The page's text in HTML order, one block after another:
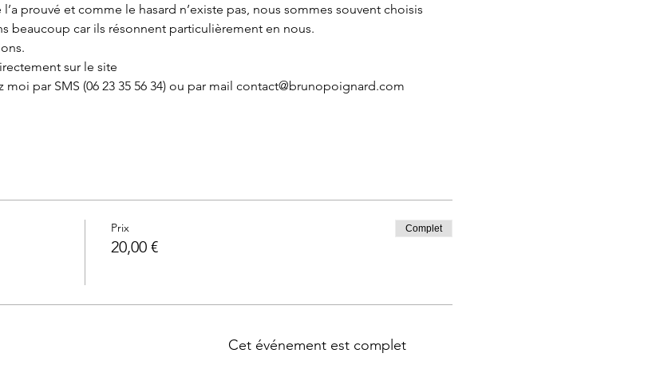
prouvé et comme le hasard n’existe pas, nous sommes souvent choisis
beaucoup car ils résonnent particulièrement en nous.
sur le site
par SMS (06 23 35 56 34) ou par mail contact@brunopoignard.com
Prix
20,00 €
Complet
Cet événement est complet